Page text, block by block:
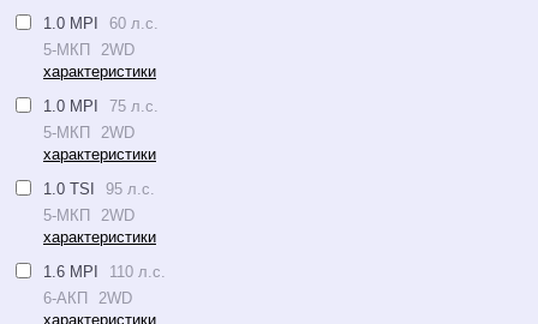
1.0 MPI
60 л.с.
5-МКП
2WD
характеристики
1.0 MPI
75 л.с.
5-МКП
2WD
характеристики
1.0 TSI
95 л.с.
5-МКП
2WD
характеристики
1.6 MPI
110 л.с.
6-АКП
2WD
характеристики